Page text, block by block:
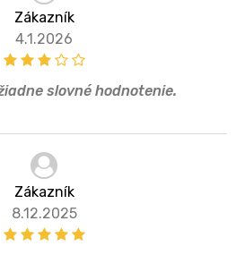
Zákazník
4.1.2026
slovné hodnotenie.
Zákazník
8.12.2025